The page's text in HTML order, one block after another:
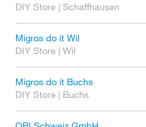
DIY Store | Schaffhausen
Migros do it Wil
DIY Store | Wil
Migros do it Buchs
DIY Store | Buchs